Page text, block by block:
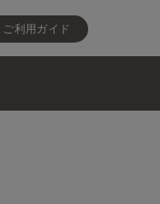
ご利用ガイド